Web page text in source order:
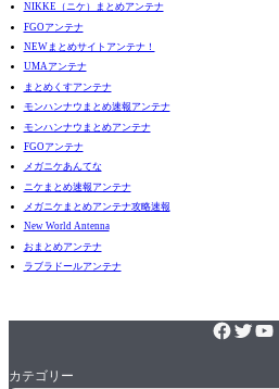
NIKKE（ニケ）まとめアンテナ
FGOアンテナ
NEWまとめサイトアンテナ！
UMAアンテナ
まとめくすアンテナ
モンハンナウまとめ速報アンテナ
モンハンナウまとめアンテナ
FGOアンテナ
メガニケあんてな
ニケまとめ速報アンテナ
メガニケまとめアンテナ攻略速報
New World Antenna
おまとめアンテナ
ラブラドールアンテナ
カテゴリー